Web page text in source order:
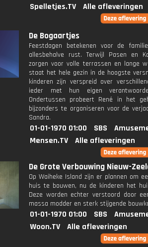
Spelletjes.TV
Alle afleveringen
De Bogaartjes
Feestdagen betekenen voor de
allesbehalve rust. Terwijl Pasen en
zorgen voor volle terrassen en lange
staat het hele gezin in de hoogste
kinderen zijn verspreid over
ieder met hun eigen
Ondertussen probeert René in het
bijzonders te organiseren voor de
Sandra.
01-01-1970 01:00 SBS
Mensen.TV
Alle afleveringen
De Grote Verbouwing Nieuw-
Op Waiheke Island zijn er plannen om
huis te bouwen, nu de kinderen het
Deze worden echter verstoord door
massa modder en sterk stijgende
01-01-1970 01:00 SBS
Woon.TV
Alle afleveringen